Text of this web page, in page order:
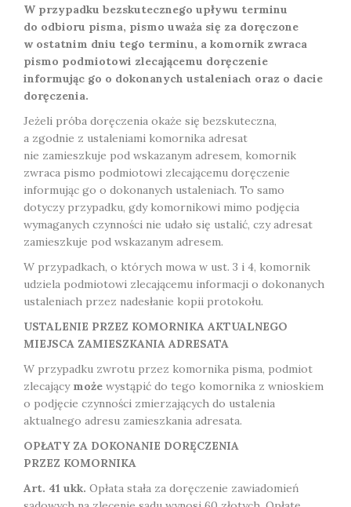
W przypadku bezskutecznego upływu terminu
do odbioru pisma, pismo uważa się za doręczone
w ostatnim dniu tego terminu, a komornik zwraca
pismo podmiotowi zlecającemu doręczenie
informując go o dokonanych ustaleniach oraz o dacie
doręczenia.
Jeżeli próba doręczenia okaże się bezskuteczna,
a zgodnie z ustaleniami komornika adresat
nie zamieszkuje pod wskazanym adresem, komornik
zwraca pismo podmiotowi zlecającemu doręczenie
informując go o dokonanych ustaleniach. To samo
dotyczy przypadku, gdy komornikowi mimo podjęcia
wymaganych czynności nie udało się ustalić, czy adresat
zamieszkuje pod wskazanym adresem.
W przypadkach, o których mowa w ust. 3 i 4, komornik
udziela podmiotowi zlecającemu informacji o dokonanych
ustaleniach przez nadesłanie kopii protokołu.
USTALENIE PRZEZ KOMORNIKA AKTUALNEGO
MIEJSCA ZAMIESZKANIA ADRESATA
W przypadku zwrotu przez komornika pisma, podmiot
zlecającymoże wystąpić do tego komornika z wnioskiem
o podjęcie czynności zmierzających do ustalenia
aktualnego adresu zamieszkania adresata.
OPŁATY ZA DOKONANIE DORĘCZENIA
PRZEZ KOMORNIKA
Art. 41 ukk. Opłata stała za doręczenie zawiadomień